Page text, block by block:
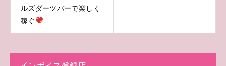
ルズダーツバーで楽しく
稼ぐ